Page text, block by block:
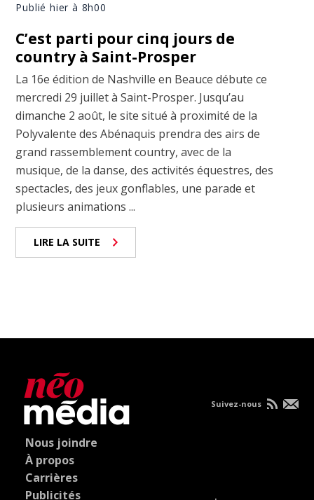
Publié hier à 8h00
C’est parti pour cinq jours de
country à Saint-Prosper
La 16e édition de Nashville en Beauce débute ce
mercredi 29 juillet à Saint-Prosper. Jusqu’au
dimanche 2 août, le site situé à proximité de la
Polyvalente des Abénaquis prendra des airs de
grand rassemblement country, avec de la
musique, de la danse, des activités équestres, des
spectacles, des jeux gonflables, une parade et
plusieurs animations ...
LIRE LA SUITE
Nous joindre
À propos
Carrières
Publicités
Suivez-nous